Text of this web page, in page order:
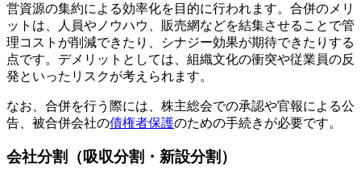
営資源の集約による効率化を目的に行われます。合併のメリ
ットは、人員やノウハウ、販売網などを結集させることで管
理コストが削減できたり、シナジー効果が期待できたりする
点です。デメリットとしては、組織文化の衝突や従業員の反
発といったリスクが考えられます。
なお、合併を行う際には、株主総会での承認や官報による公
告、被合併会社の債権者保護のための手続きが必要です。
会社分割（吸収分割・新設分割）